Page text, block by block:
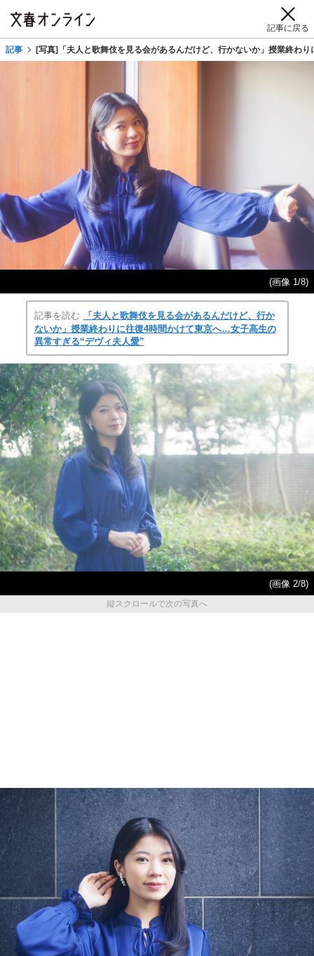
記事に戻る
記事 [写真]「夫人と歌舞伎を見る会があるんだけど、行かないか」授業終わ
(画像 1/8)
記事を読む
「夫人と歌舞伎を見る会があるんだけど、行か
ないか」授業終わりに往復4時間かけて東京へ…女子高生の
異常すぎる“デヴィ夫人愛”
(画像 2/8)
縦スクロールで次の写真へ